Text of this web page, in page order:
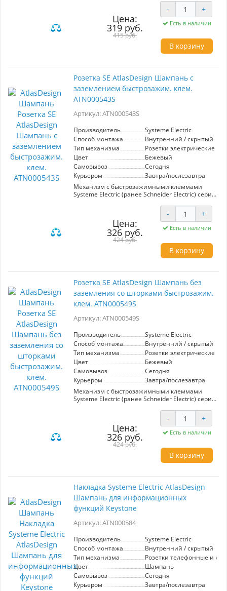
с шторками обеспечивает безопасность
эксплуатации, а номинал в 16А подходит для
большинства бытовых приборов.
Высококачественные материалы гарантируют
долговечность и надежность. Идеальное
решение для создания стильного и
Цена:
319 руб.
415 руб.
- +
Есть в наличии
В корзину
Розетка SE AtlasDesign Шампань с
заземлением быстрозажим. клем.
ATN000543S
Артикул: ATN000543S
Производитель
Systeme Electric
Способ монтажа
Внутренний / скрытый
Тип механизма
Розетки электрические
Цвет
Бежевый
Самовывоз
Сегодня
Курьером
Завтра/послезавтра
Механизм с быстрозажимными клеммами
Systeme Electric (ранее Schneider Electric) серии
одинарной с заземлением, без шторок
подходит для сетей 250 В, на ток 16 А. С
помощью новых быстрозажимных клемм
монтаж розеток и выключателей стал намного
быстрее. Теперь подключение не требует
Лицевые детали из качественного ABS-
излучению.
Цена:
326 руб.
424 руб.
- +
Есть в наличии
В корзину
Розетка SE AtlasDesign Шампань без
заземления со шторками быстрозажим.
клем. ATN000549S
Артикул: ATN000549S
Производитель
Systeme Electric
Способ монтажа
Внутренний / скрытый
Тип механизма
Розетки электрические
Цвет
Бежевый
Самовывоз
Сегодня
Курьером
Завтра/послезавтра
Механизм с быстрозажимными клеммами
Systeme Electric (ранее Schneider Electric) серии
одинарной без заземления со штороками
подходит для сетей 250 В, на ток 16 А. С
помощью новых быстрозажимных клемм
монтаж розеток и выключателей стал намного
быстрее. Теперь подключение не требует
Лицевые детали из качественного ABS-
излучению.
Цена:
326 руб.
424 руб.
- +
Есть в наличии
В корзину
Накладка Systeme Electric AtlasDesign
Шампань для информационных
функций Keystone
Артикул: ATN000584
Производитель
Systeme Electric
Способ монтажа
Внутренний / скрытый
Тип механизма
Розетки телефонные и
Цвет
Шампань
Самовывоз
Сегодня
Курьером
Завтра/послезавтра